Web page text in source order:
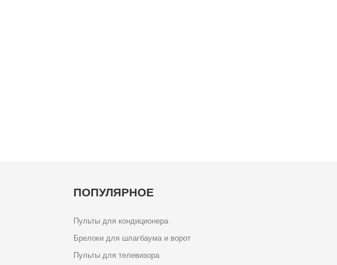
ПОПУЛЯРНОЕ
Пульты для кондиционера
Брелоки для шлагбаума и ворот
Пульты для телевизора